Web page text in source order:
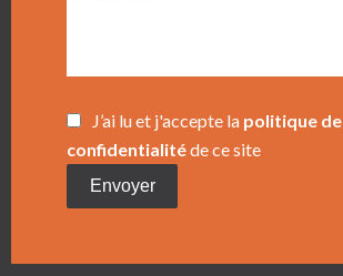
J’ai lu et j'accepte la politique de
confidentialitéde ce site
Envoyer